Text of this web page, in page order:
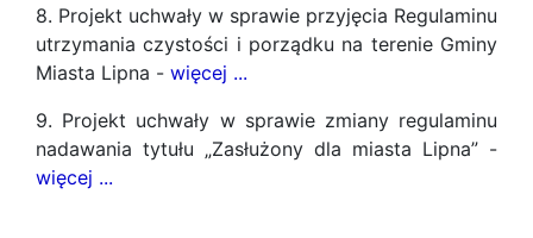
8. Projekt uchwały w sprawie przyjęcia Regulaminu
utrzymania czystości i porządku na terenie Gminy
Miasta Lipna - więcej ...
9. Projekt uchwały w sprawie zmiany regulaminu
nadawania tytułu „Zasłużony dla miasta Lipna” -
więcej ...